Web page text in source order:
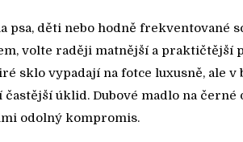
psa, děti nebo hodně frekventované
volte raději matnější a praktičtější
sklo vypadají na fotce luxusně, ale v
úklid. Dubové madlo na černé
odolný kompromis.